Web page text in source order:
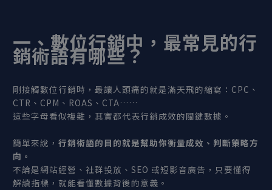
一、數位行銷中，最常見的行
銷術語有哪些？
剛接觸數位行銷時，最讓人頭痛的就是滿天飛的縮寫：CPC、
CTR、CPM、ROAS、CTA……
這些字母看似複雜，其實都代表行銷成效的關鍵數據。
簡單來說，行銷術語的目的就是幫助你衡量成效、判斷策略方
向。
不論是網站經營、社群投放、SEO 或短影音廣告，只要懂得
解讀指標，就能看懂數據背後的意義。